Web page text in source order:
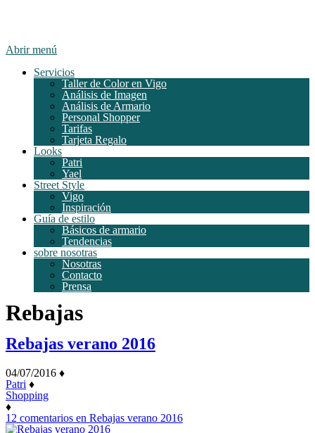
Abrir menú
Servicios
Taller de Color en Vigo
Análisis de Imagen
Análisis de Armario
Personal Shopper
Tarifas
Tarjeta Regalo
Looks
Patri
Yael
Street Style
Vigo
Inspiración
Guía de estilo
Básicos de armario
Tendencias
sobre nosotras
Nosotras
Contacto
Prensa
Rebajas
Rebajas verano 2016
04/07/2016 ♦
Patri ♦
Shopping
♦
12 comentarios en Rebajas verano 2016